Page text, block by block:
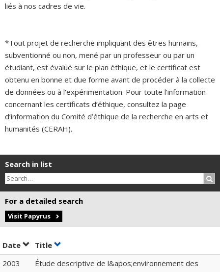
liés à nos cadres de vie.
*Tout projet de recherche impliquant des êtres humains,
subventionné ou non, mené par un professeur ou par un
étudiant, est évalué sur le plan éthique, et le certificat est
obtenu en bonne et due forme avant de procéder à la collecte
de données ou à l'expérimentation. Pour toute l’information
concernant les certificats d’éthique, consultez la page
d’information du Comité d’éthique de la recherche en arts et
humanités (CERAH).
Search in list
For a detailed search
Visit Papyrus
Date Sort by date in ascending order
Title Sort by title in ascending order
2003
Étude descriptive de l&apos;environnement des